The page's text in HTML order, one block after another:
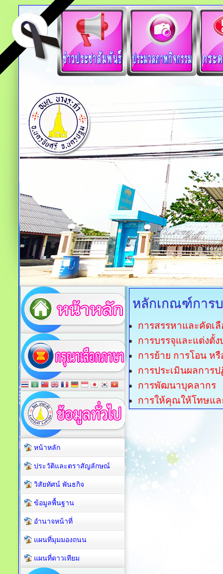
หลักเกณฑ์การ
การสรรหาและคัดเ
การบรรจุและแต่งตั้
การย้าย การโอน หรื
การประเมินผลการ
การพัฒนาบุคลากร
การให้คุณให้โทษแล
หน้าหลัก
ประวัติและตราสัญลักษณ์
วิสัยทัศน์ พันธกิจ
ข้อมูลพื้นฐาน
อำนาจหน้าที่
แผนที่มุมมองถนน
แผนที่ดาวเทียม